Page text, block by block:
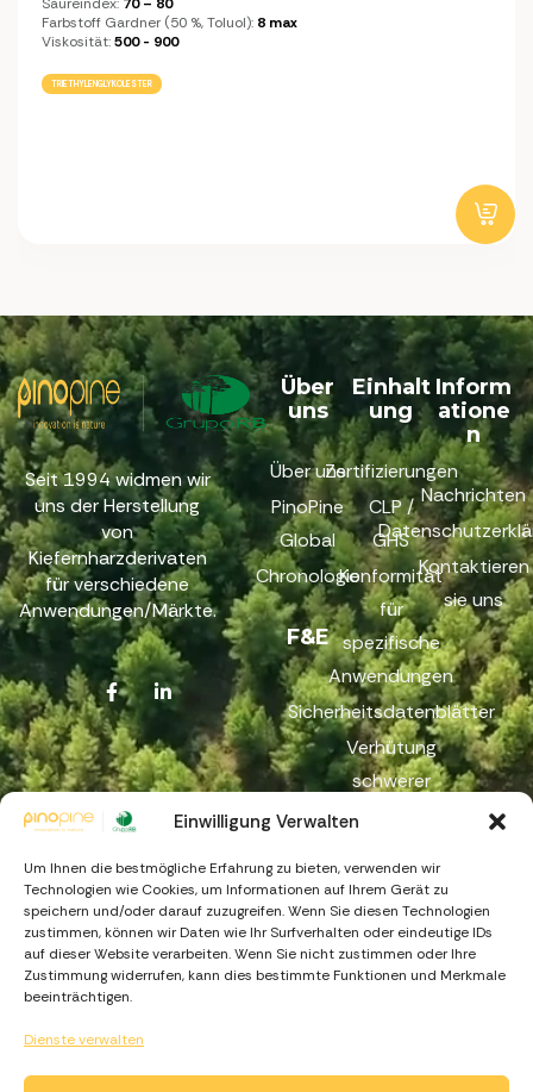
Einwilligung Verwalten
Um Ihnen die bestmögliche Erfahrung zu bieten, verwenden wir
Technologien wie Cookies, um Informationen auf Ihrem Gerät zu
speichern und/oder darauf zuzugreifen. Wenn Sie diesen Technologien
zustimmen, können wir Daten wie Ihr Surfverhalten oder eindeutige IDs
auf dieser Website verarbeiten. Wenn Sie nicht zustimmen oder Ihre
Zustimmung widerrufen, kann dies bestimmte Funktionen und Merkmale
beeinträchtigen.
Dienste verwalten
Farbstoff Gardner (50 %, Toluol): 8 max
Viskosität:500 - 900
TRIETHYLENGLYKOLESTER
Seit 1994 widmen wir
uns der Herstellung
von
Kiefernharzderivaten
für verschiedene
Anwendungen/Märkte.
Über
uns
Über uns
PinoPine
Global
Chronologie
F&E
Einhalt
ung
Zertifizierungen
CLP /
GHS
Konformität
für
spezifische
Anwendungen
Sicherheitsdatenblätter
Verhütung
schwerer
Beschwerdekanal
Inform
atione
n
Nachrichten
Kontaktieren
sie uns